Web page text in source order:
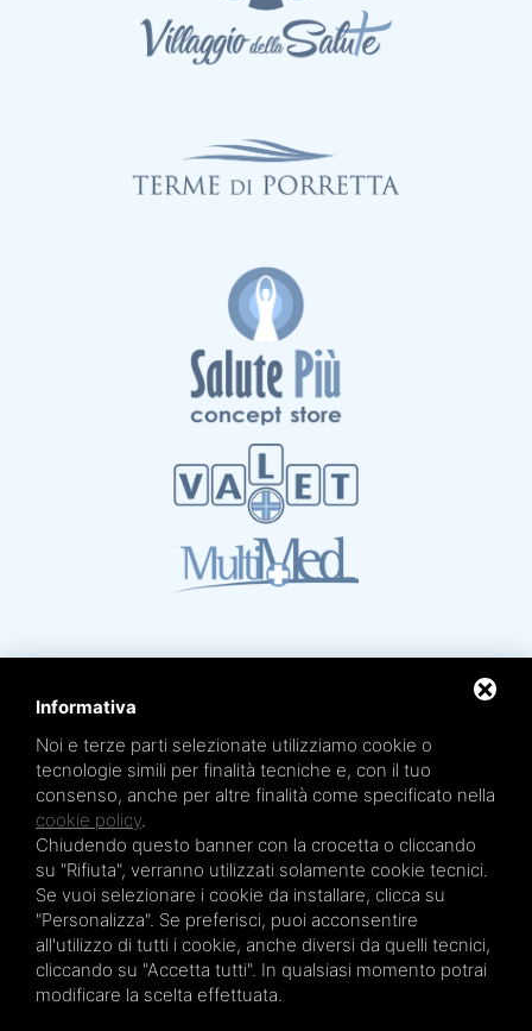
Mare Termale Bolognese e
Circuito della Salute +
sono un marchio diTRE EFFE s.r.l.
Sede legale e amministrativa: Via Irnerio 12/2 - 40126 Bologna - Tel/fax 051.4210046
Cod.Fisc e P.IVA 04045610377 - R.E.A. BO n. 334452 - R.I. BO n. 56601 - Cap. Soc.
€ 20.000,00 i.v.
Terme San Petronio - Antalgik - Bodi
Terme San Luca - Pluricenter
Terme Felsinee
Terme dell’Agriturismo - Villaggio della Salute Più
Terme Acquabios
Informativa
Noi e terze parti selezionate utilizziamo cookie o
tecnologie simili per finalità tecniche e, con il tuo
consenso, anche per altre finalità come specificato nella
cookie policy.
Chiudendo questo banner con la crocetta o cliccando
su "Rifiuta", verranno utilizzati solamente cookie tecnici.
Se vuoi selezionare i cookie da installare, clicca su
"Personalizza". Se preferisci, puoi acconsentire
all'utilizzo di tutti i cookie, anche diversi da quelli tecnici,
cliccando su "Accetta tutti". In qualsiasi momento potrai
modificare la scelta effettuata.